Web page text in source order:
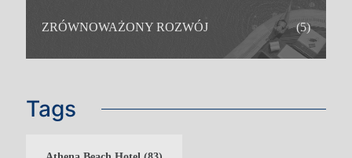
ZRÓWNOWAŻONY ROZWÓJ (5)
Tags